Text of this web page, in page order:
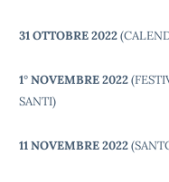
31 OTTOBRE 2022(
1°NOVEMBRE 2022
SANTI)
11 NOVEMBRE 2022